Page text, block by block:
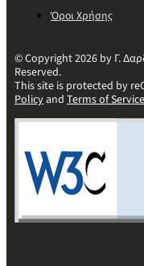
Όροι Χρήσης
© Copyright 2026 by Γ.
Reserved.
This site is protected by
Policyand Terms of Service